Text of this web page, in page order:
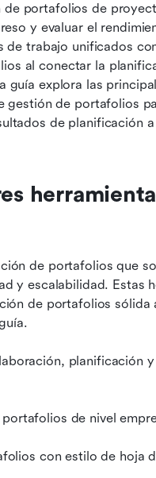
portafolios de
y evaluar el
de trabajo unificados
al conectar la
explora las
de portafolios
de planificación
de portafolios que
y escalabilidad. Estas
de portafolios sólida
planificación
de nivel
con estilo de hoja